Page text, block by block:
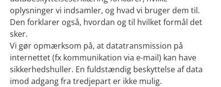
oplysninger vi indsamler, og hvad vi bruger dem til.
Den forklarer også, hvordan og til hvilket formål det
sker.
Vi gør opmærksom på, at datatransmission på
internettet (fx kommunikation via e-mail) kan have
sikkerhedshuller. En fuldstændig beskyttelse af data
imod adgang fra tredjepart er ikke mulig.